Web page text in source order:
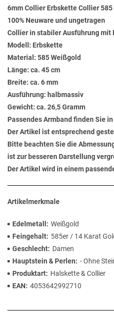
6mm Collier Erbskette Collier
100% Neuware und ungetragen
Collier in stabiler Ausführung mit
Modell: Erbskette
Material: 585 Weißgold
Länge: ca. 45 cm
Breite: ca. 6 mm
Ausführung: halbmassiv
Gewicht: ca. 26,5 Gramm
Passendes Armband finden Sie
Der Artikel ist entsprechend
Bitte beachten Sie die
ist zur besseren Darstellung
Der Artikel wird in einem
Artikelmerkmale
Edelmetall
Weißgold
Feingehalt
585er / 14 Karat
Geschlecht
Damen
Hauptstein & Perlen
- Ohne
Produktart
Halskette & Collier
EAN
4053642992710